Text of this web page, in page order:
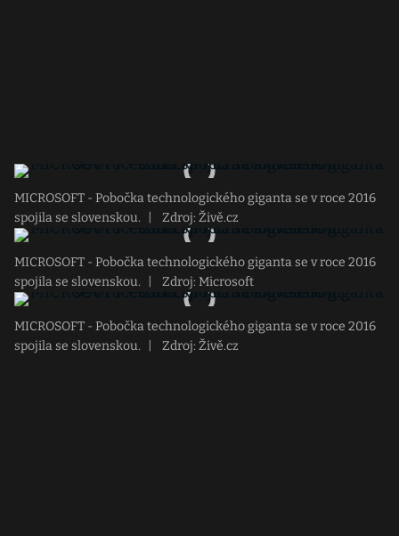
MICROSOFT - Pobočka technologického giganta se v roce 2016
spojila se slovenskou.
Zdroj: Živě.cz
MICROSOFT - Pobočka technologického giganta se v roce 2016
spojila se slovenskou.
Zdroj: Microsoft
MICROSOFT - Pobočka technologického giganta se v roce 2016
spojila se slovenskou.
Zdroj: Živě.cz